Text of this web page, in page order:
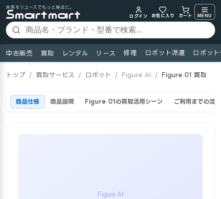
未来をリユースでもっと身近に。
ログイン
お気に入り カート MENU
中古販売 買取 レンタル リース 修理 ロボット派遣 ロボッ
トップ / 買取サービス / ロボット / Figure AI / Figure 01 買取
商品仕様 商品説明 Figure 01の買取活用シーン ご利用までの流れ